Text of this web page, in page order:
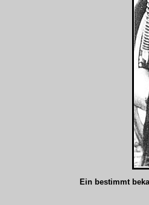
Ein bestimmt